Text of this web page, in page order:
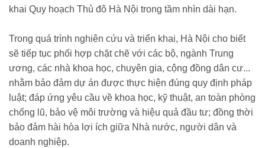
khai Quy hoạch Thủ đô Hà Nội trong tầm nhìn dài hạn.
Trong quá trình nghiên cứu và triển khai, Hà Nội cho biết
sẽ tiếp tục phối hợp chặt chẽ với các bộ, ngành Trung
ương, các nhà khoa học, chuyên gia, cộng đồng dân cư...
nhằm bảo đảm dự án được thực hiện đúng quy định pháp
luật; đáp ứng yêu cầu về khoa học, kỹ thuật, an toàn phòng
chống lũ, bảo vệ môi trường và hiệu quả đầu tư; đồng thời
bảo đảm hài hòa lợi ích giữa Nhà nước, người dân và
doanh nghiệp.